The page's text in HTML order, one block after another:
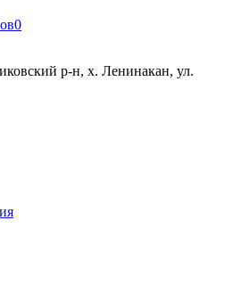
0
р-н, х. Ленинакан, ул.